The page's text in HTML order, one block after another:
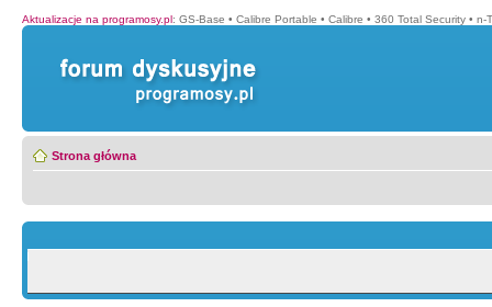
Aktualizacje na programosy.pl: GS-Base • Calibre Portable • Calibre • 360 Total Security • n-
Strona główna